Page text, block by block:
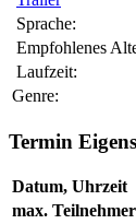
Sprache:
Empfohlenes
Laufzeit:
Genre:
Termin
Datum, Uhrzeit
max. Teilnehmer